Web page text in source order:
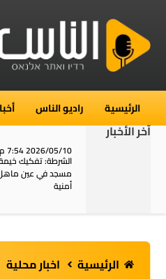
الرئيسية راديو الناس
آخر الأخبار
2026/05/10 7:54 م
الشرطة: تفكيك
مسجد في عين ماهل
أمنية
الرئيسية اخبار محلية